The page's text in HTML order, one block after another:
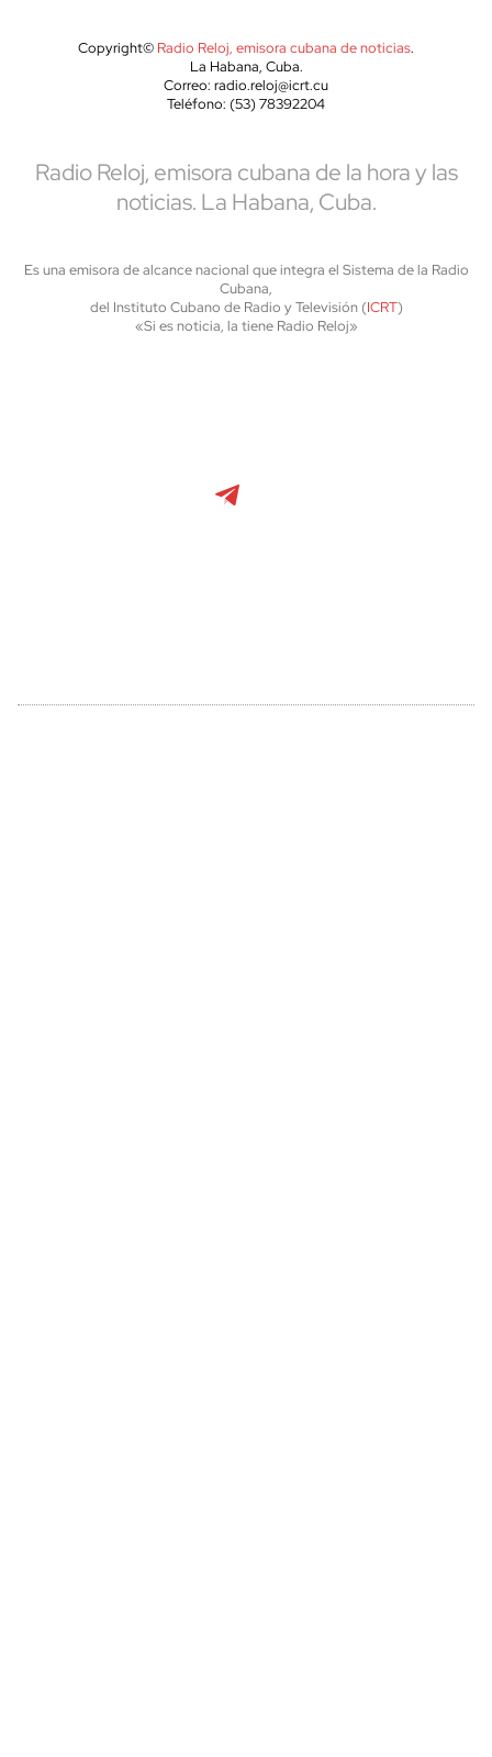
Copyright© Radio Reloj, emisora cubana de noticias.
La Habana, Cuba.
Correo: radio.reloj@icrt.cu
Teléfono: (53) 78392204
Radio Reloj, emisora cubana de la hora y las
noticias. La Habana, Cuba.
Es una emisora de alcance nacional que integra el Sistema de la Radio
Cubana,
del Instituto Cubano de Radio y Televisión (ICRT)
«Si es noticia, la tiene Radio Reloj»